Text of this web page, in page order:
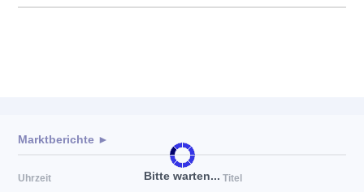
Bitte warten...
Marktberichte ►
Uhrzeit Titel